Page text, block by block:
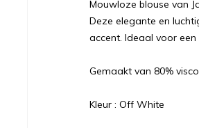
Mouwloze blouse van
Deze elegante en
accent. Ideaal voor
Gemaakt van 80%
Kleur : Off White